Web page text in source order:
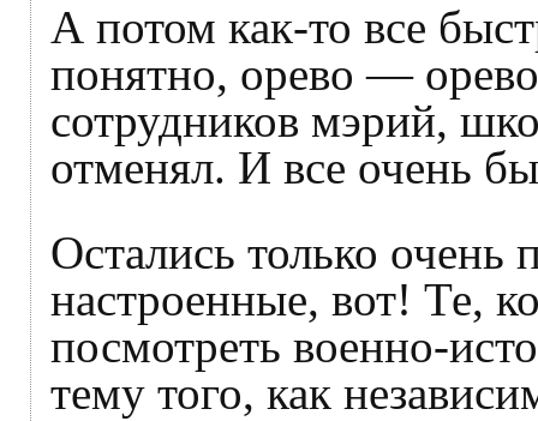
А потом как-то все
понятно, орево —
сотрудников мэрий,
отменял. И все очень
Остались только очень
настроенные, вот! Те,
посмотреть военно-
тему того, как